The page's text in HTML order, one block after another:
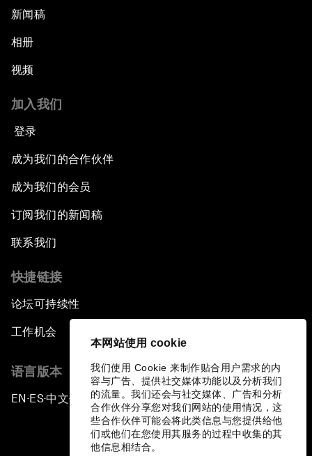
本网站使用 cookie
我们使用 Cookie 来制作贴合用户需求的内
容与广告、提供社交媒体功能以及分析我们
的流量。我们还会与社交媒体、广告和分析
合作伙伴分享您对我们网站的使用情况，这
些合作伙伴可能会将此类信息与您提供给他
们或他们在您使用其服务的过程中收集的其
他信息相结合。
新闻稿
相册
视频
加入我们
登录
成为我们的合作伙伴
成为我们的会员
订阅我们的新闻稿
联系我们
快捷链接
论坛可持续性
工作机会
语言版本
EN ▪ ES▪中文▪ 日本語